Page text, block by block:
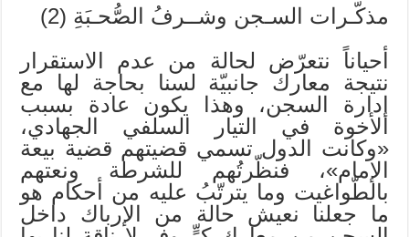
مذكّـرات السـجن وشــرفُ الصُّحـبَةِ (2)
أحياناً نتعرّض لحالة من عدم الاستقرار
نتيجة معارك جانبيّة لسنا بحاجة لها مع
إدارة السجن، وهذا يكون عادة بسبب
الأخوة في التيار السلفي الجهادي،
«وكانت الدول تسمي قضيتهم قضية بيعة
الإمام»، فنظّرتُهم للشرطة ونعتهم
بالطّواغيت وما يترتّبُ عليه من أحكام هو
ما جعلنا نعيش حالة من الإرباك داخل